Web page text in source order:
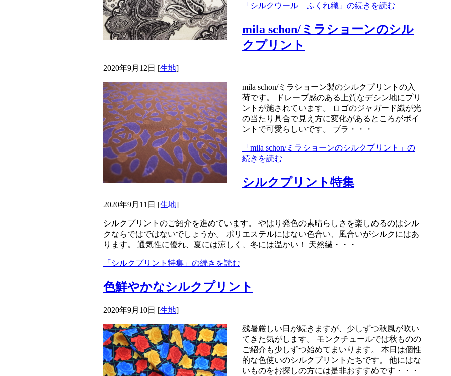
「シルクウール ふくれ織」の続きを読む
mila schon/ミラショーンのシル
クプリント
2020年9月12日 [生地]
mila schon/ミラショーン製のシルクプリントの入
荷です。 ドレープ感のある上質なデシン地にプリ
ントが施されています。 ロゴのジャガード織が光
の当たり具合で見え方に変化があるところがポイ
ントで可愛らしいです。 ブラ・・・
「mila schon/ミラショーンのシルクプリント」の
続きを読む
シルクプリント特集
2020年9月11日 [生地]
シルクプリントのご紹介を進めています。 やはり発色の素晴らしさを楽しめるのはシル
クならではではないでしょうか。 ポリエステルにはない色合い、風合いがシルクにはあ
ります。 通気性に優れ、夏には涼しく、冬には温かい！ 天然繊・・・
「シルクプリント特集」の続きを読む
色鮮やかなシルクプリント
2020年9月10日 [生地]
残暑厳しい日が続きますが、少しずつ秋風が吹い
てきた気がします。 モンクチュールでは秋ものの
ご紹介も少しずつ始めてまいります。 本日は個性
的な色使いのシルクプリントたちです。 他にはな
いものをお探しの方には是非おすすめです・・・